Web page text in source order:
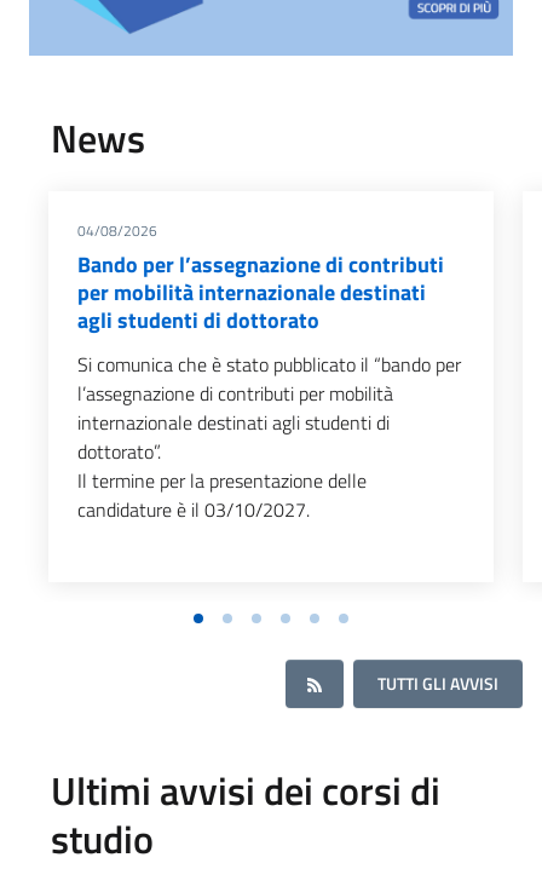
News
04/08/2026
Bando per l’assegnazione di contributi
per mobilità internazionale destinati
agli studenti di dottorato
Si comunica che è stato pubblicato il “bando per
l’assegnazione di contributi per mobilità
internazionale destinati agli studenti di
dottorato”.
Il termine per la presentazione delle
candidature è il 03/10/2027.
TUTTI GLI AVVISI
Ultimi avvisi dei corsi di
studio